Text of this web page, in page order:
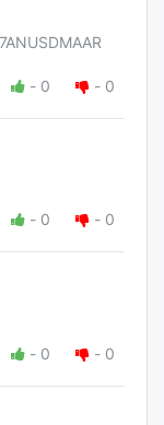
- 0 - 0
- 0 - 0
- 0 - 0